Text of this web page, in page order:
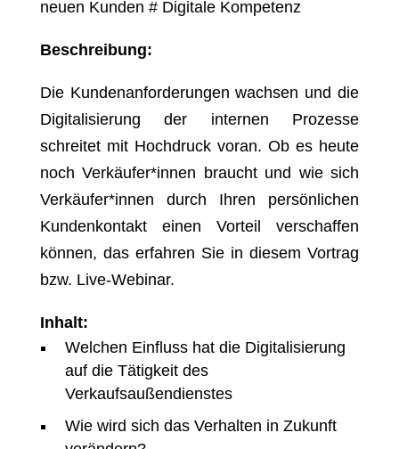
neuen Kunden # Digitale Kompetenz
Beschreibung:
Die Kundenanforderungen wachsen und die
Digitalisierung der internen Prozesse
schreitet mit Hochdruck voran. Ob es heute
noch Verkäufer*innen braucht und wie sich
Verkäufer*innen durch Ihren persönlichen
Kundenkontakt einen Vorteil verschaffen
können, das erfahren Sie in diesem Vortrag
bzw. Live-Webinar.
Inhalt:
Welchen Einfluss hat die Digitalisierung
auf die Tätigkeit des
Verkaufsaußendienstes
Wie wird sich das Verhalten in Zukunft